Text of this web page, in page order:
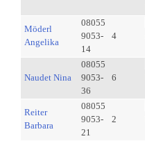
Möderl
Angelika
08055
9053-
14
4
Naudet Nina
08055
9053-
36
6
Reiter
Barbara
08055
9053-
21
2